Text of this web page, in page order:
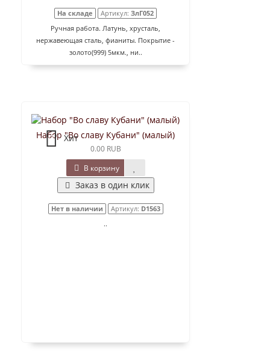
На складе Артикул: ЗлГ052
Ручная работа. Латунь, хрусталь,
нержавеющая сталь, фианиты. Покрытие -
золото(999) 5мкм., ни..
Хит
Набор "Во славу Кубани" (малый)
0.00 RUB
В корзину
Заказ в один клик
Нет в наличии Артикул: D1563
..